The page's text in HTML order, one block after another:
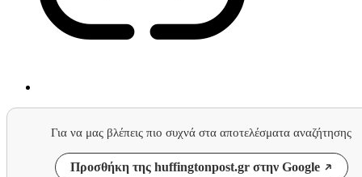
Για να μας βλέπεις πιο συχνά στα αποτελέσματα αναζήτησης
Προσθήκη της huffingtonpost.gr στην Google